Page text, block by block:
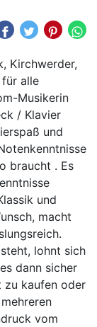
Kirchwerder,
alle
Musikerin
/ Klavier
und
braucht . Es
und
macht
lohnt sich
dann sicher
zu kaufen oder
vom